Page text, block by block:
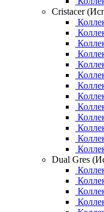
Cristacer
Dual Gres